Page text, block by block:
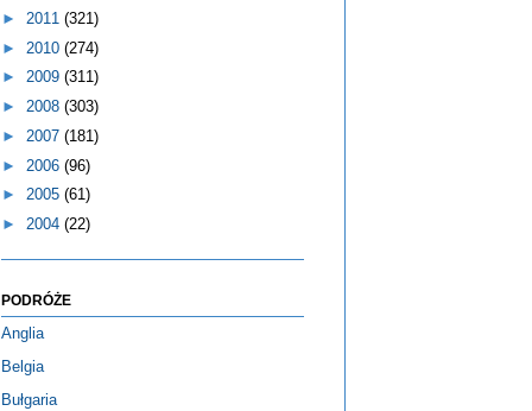
► 2011 (321)
► 2010 (274)
► 2009 (311)
► 2008 (303)
► 2007 (181)
► 2006 (96)
► 2005 (61)
► 2004 (22)
PODRÓŻE
Anglia
Belgia
Bułgaria